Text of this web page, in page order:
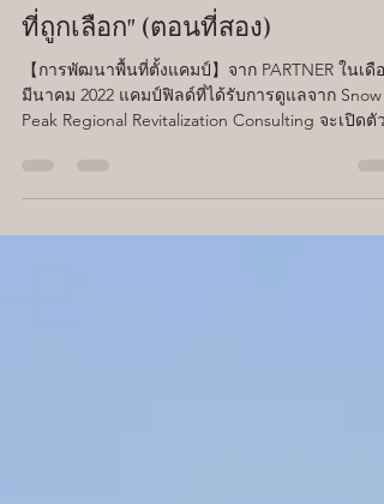
โครงการตั้งแคมป์เพื่อสร้าง "เมือง
ที่ถูกเลือก" (ตอนที่สอง)
【การพัฒนาพื้นที่ตั้งแคมป์】จาก PARTNER ในเดือ
มีนาคม 2022 แคมป์ฟิลด์ที่ได้รับการดูแลจาก Snow
อย่างหนักเพื่อเปิดธุรกิจนี้ รวมถึงนายกเทศมนตรีอาบุ